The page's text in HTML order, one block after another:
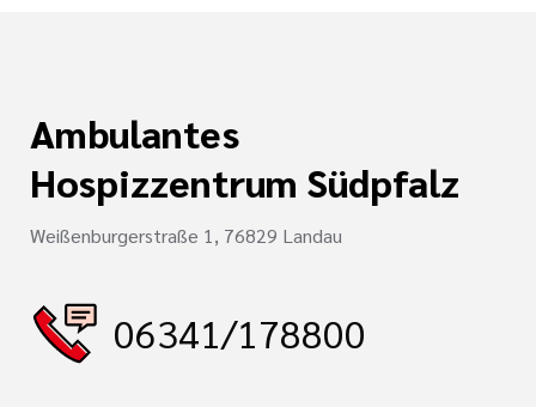
Ambulantes
Hospizzentrum Südpfalz
Weißenburgerstraße 1, 76829 Landau
06341/178800